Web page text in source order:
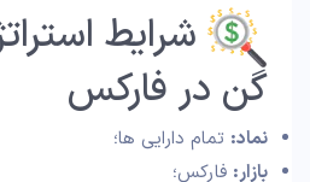
شرایط
گن در فارکس
نماد: تمام دارایی ها؛
بازار: فارکس؛